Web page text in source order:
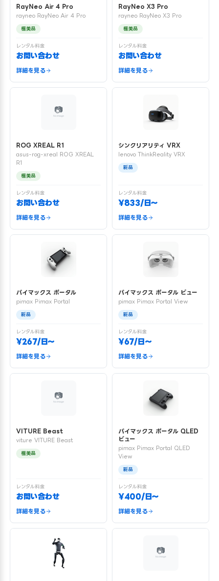
RayNeo Air 4 Pro
rayneo RayNeo Air 4 Pro
極美品
レンタル料金
お問い合わせ
詳細を見る
RayNeo X3 Pro
rayneo RayNeo X3 Pro
極美品
レンタル料金
お問い合わせ
詳細を見る
ROG XREAL R1
asus-rog-xreal ROG XREAL
R1
極美品
レンタル料金
お問い合わせ
詳細を見る
シンクリアリティ VRX
lenovo ThinkReality VRX
新品
レンタル料金
¥833/日〜
詳細を見る
パイマックス ポータル
pimax Pimax Portal
新品
レンタル料金
¥267/日〜
詳細を見る
パイマックス ポータル ビュー
pimax Pimax Portal View
新品
レンタル料金
¥67/日〜
詳細を見る
VITURE Beast
viture VITURE Beast
極美品
レンタル料金
お問い合わせ
詳細を見る
パイマックス ポータル QLED
ビュー
pimax Pimax Portal QLED
View
新品
レンタル料金
¥400/日〜
詳細を見る